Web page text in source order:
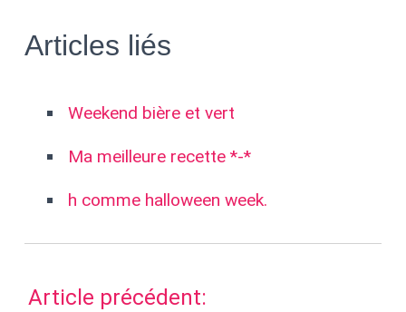
Articles liés
Weekend bière et vert
Ma meilleure recette *-*
h comme halloween week.
Article précédent: